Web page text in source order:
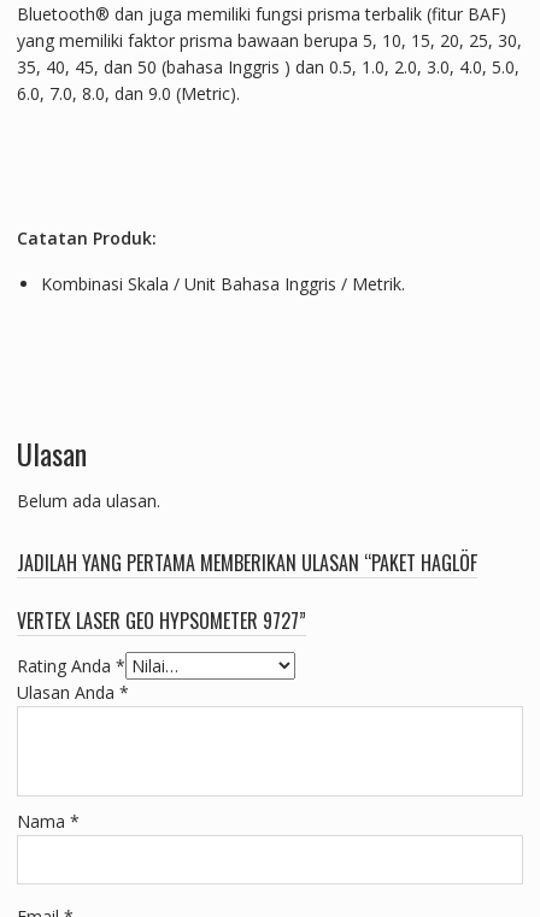
Bluetooth® dan juga memiliki fungsi prisma terbalik (fitur BAF)
yang memiliki faktor prisma bawaan berupa 5, 10, 15, 20, 25, 30,
35, 40, 45, dan 50 (bahasa Inggris ) dan 0.5, 1.0, 2.0, 3.0, 4.0, 5.0,
6.0, 7.0, 8.0, dan 9.0 (Metric).
Catatan Produk:
Kombinasi Skala / Unit Bahasa Inggris / Metrik.
Ulasan
Belum ada ulasan.
JADILAH YANG PERTAMA MEMBERIKAN ULASAN “PAKET HAGLÖF
VERTEX LASER GEO HYPSOMETER 9727”
Rating Anda *
Ulasan Anda *
Nama *